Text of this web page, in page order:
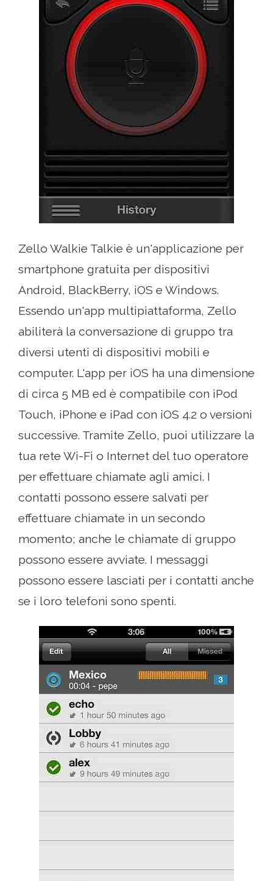
Zello Walkie Talkie è un'applicazione per
smartphone gratuita per dispositivi
Android, BlackBerry, iOS e Windows.
Essendo un'app multipiattaforma, Zello
abiliterà la conversazione di gruppo tra
diversi utenti di dispositivi mobili e
computer. L'app per iOS ha una dimensione
di circa 5 MB ed è compatibile con iPod
Touch, iPhone e iPad con iOS 4.2 o versioni
successive. Tramite Zello, puoi utilizzare la
tua rete Wi-Fi o Internet del tuo operatore
per effettuare chiamate agli amici. I
contatti possono essere salvati per
effettuare chiamate in un secondo
momento; anche le chiamate di gruppo
possono essere avviate. I messaggi
possono essere lasciati per i contatti anche
se i loro telefoni sono spenti.